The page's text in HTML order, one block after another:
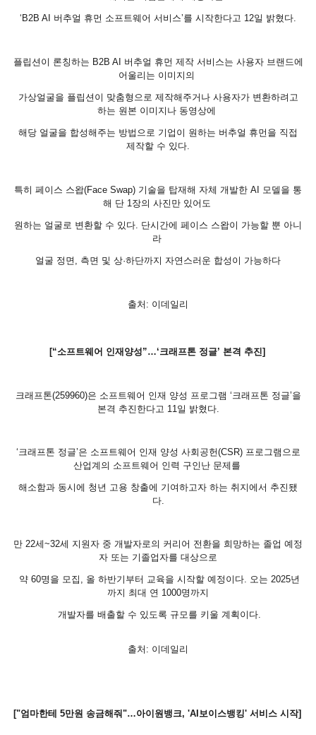
‘B2B AI 버추얼 휴먼 소프트웨어 서비스’를 시작한다고 12일 밝혔다.
플립션이 론칭하는 B2B AI 버추얼 휴먼 제작 서비스는 사용자 브랜드에
어울리는 이미지의
가상얼굴을 플립션이 맞춤형으로 제작해주거나 사용자가 변환하려고
하는 원본 이미지나 동영상에
해당 얼굴을 합성해주는 방법으로 기업이 원하는 버추얼 휴먼을 직접
제작할 수 있다.
특히 페이스 스왑(Face Swap) 기술을 탑재해 자체 개발한 AI 모델을 통
해 단 1장의 사진만 있어도
원하는 얼굴로 변환할 수 있다. 단시간에 페이스 스왑이 가능할 뿐 아니
라
얼굴 정면, 측면 및 상·하단까지 자연스러운 합성이 가능하다
출처: 이데일리
[“소프트웨어 인재양성”…‘크래프톤 정글’ 본격 추진]
크래프톤(259960)은 소프트웨어 인재 양성 프로그램 ‘크래프톤 정글’을
본격 추진한다고 11일 밝혔다.
‘크래프톤 정글’은 소프트웨어 인재 양성 사회공헌(CSR) 프로그램으로
산업계의 소프트웨어 인력 구인난 문제를
해소함과 동시에 청년 고용 창출에 기여하고자 하는 취지에서 추진됐
다.
만 22세~32세 지원자 중 개발자로의 커리어 전환을 희망하는 졸업 예정
자 또는 기졸업자를 대상으로
약 60명을 모집, 올 하반기부터 교육을 시작할 예정이다. 오는 2025년
까지 최대 연 1000명까지
개발자를 배출할 수 있도록 규모를 키울 계획이다.
출처: 이데일리
["엄마한테 5만원 송금해줘"…아이원뱅크, 'AI보이스뱅킹' 서비스 시작]